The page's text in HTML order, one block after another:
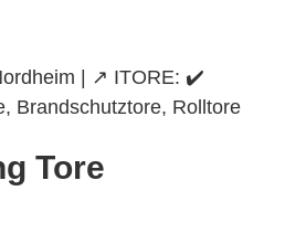
| ↗️ ITORE: ✔️
Brandschutztore, Rolltore
Tore